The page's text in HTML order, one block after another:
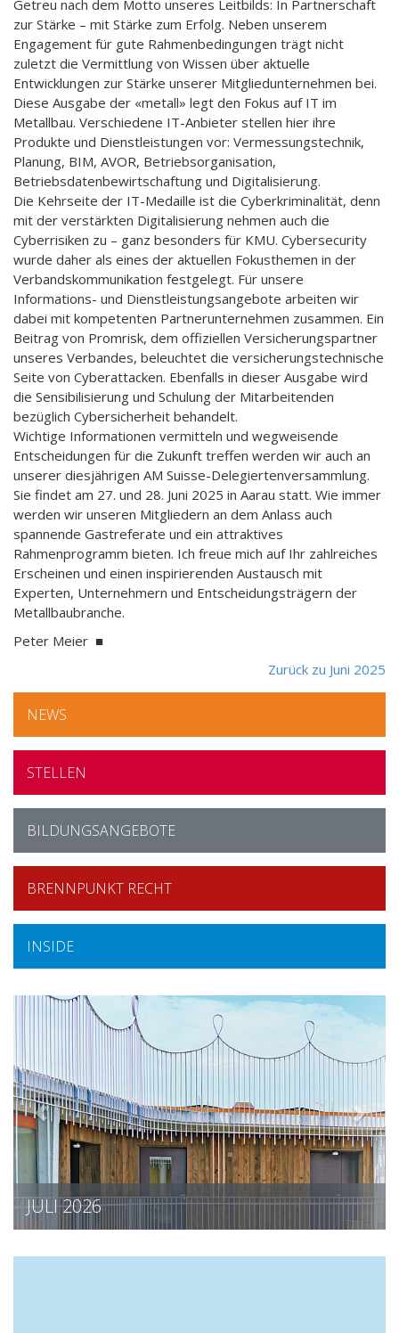
Getreu nach dem Motto unseres Leitbilds: In Partnerschaft
zur Stärke – mit Stärke zum Erfolg. Neben unserem
Engagement für gute Rahmenbedingungen trägt nicht
zuletzt die Vermittlung von Wissen über aktuelle
Entwicklungen zur Stärke unserer Mitgliedunternehmen bei.
Diese Ausgabe der «metall» legt den Fokus auf IT im
Metallbau. Verschiedene IT-Anbieter stellen hier ihre
Produkte und Dienstleistungen vor: Vermessungstechnik,
Planung, BIM, AVOR, Betriebsorganisation,
Betriebsdatenbewirtschaftung und Digitalisierung.
Die Kehrseite der IT-Medaille ist die Cyberkriminalität, denn
mit der verstärkten Digitalisierung nehmen auch die
Cyberrisiken zu – ganz besonders für KMU. Cybersecurity
wurde daher als eines der aktuellen Fokusthemen in der
Verbandskommunikation festgelegt. Für unsere
Informations- und Dienstleistungsangebote arbeiten wir
dabei mit kompetenten Partnerunternehmen zusammen. Ein
Beitrag von Promrisk, dem offiziellen Versicherungspartner
unseres Verbandes, beleuchtet die versicherungstechnische
Seite von Cyberattacken. Ebenfalls in dieser Ausgabe wird
die Sensibilisierung und Schulung der Mitarbeitenden
bezüglich Cybersicherheit behandelt.
Wichtige Informationen vermitteln und wegweisende
Entscheidungen für die Zukunft treffen werden wir auch an
unserer diesjährigen AM Suisse-Delegiertenversammlung.
Sie findet am 27. und 28. Juni 2025 in Aarau statt. Wie immer
werden wir unseren Mitgliedern an dem Anlass auch
spannende Gastreferate und ein attraktives
Rahmenprogramm bieten. Ich freue mich auf Ihr zahlreiches
Erscheinen und einen inspirierenden Austausch mit
Experten, Unternehmern und Entscheidungsträgern der
Metallbaubranche.
Peter Meier ■
Zurück zu Juni 2025
NEWS
STELLEN
BILDUNGSANGEBOTE
BRENNPUNKT RECHT
INSIDE
JULI 2026